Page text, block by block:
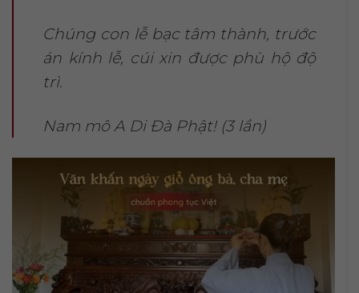
Chúng con lễ bạc tâm thành, trước
án kính lễ, cúi xin được phù hộ độ
trì.
Nam mô A Di Đà Phật! (3 lần)